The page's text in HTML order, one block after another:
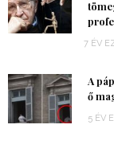
7 ÉV
A
ő
5 ÉV